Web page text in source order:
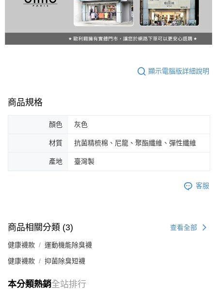
顯示電腦版詳細說明
商品規格
顏色 灰色
材質 抗菌精梳棉、尼龍、聚酯纖維、彈性纖維
產地 臺灣製
客服
商品相關分類 (3) 查看全部
健康襪款 運動機能除臭襪
健康襪款 抑菌除臭短襪
本分類熱銷全站排行